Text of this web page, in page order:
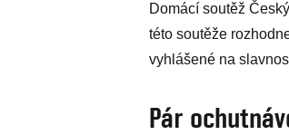
Domácí soutěž
této soutěže
vyhlášené na
Pár